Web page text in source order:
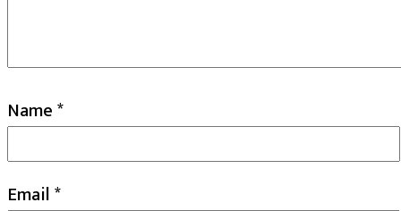
Name*
Email*